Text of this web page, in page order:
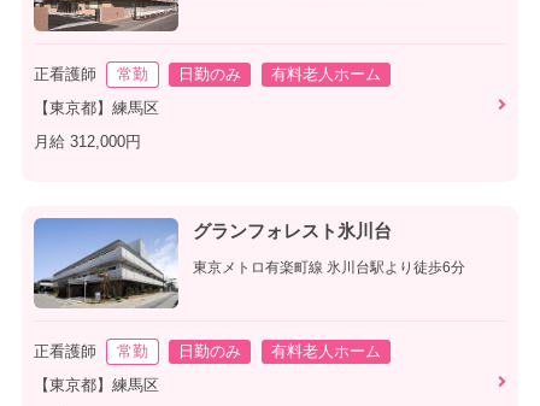
正看護師 常勤 日勤のみ
有料老人ホーム
【東京都】練馬区
月給 312,000円
グランフォレスト氷川台
東京メトロ有楽町線 氷川台駅より徒歩6分
正看護師 常勤 日勤のみ
有料老人ホーム
【東京都】練馬区